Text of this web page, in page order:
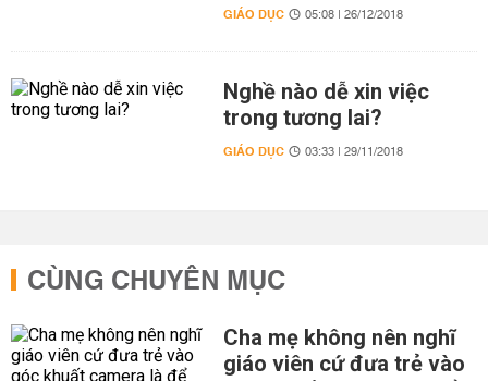
GIÁO DỤC 05:08 | 26/12/2018
Nghề nào dễ xin việc
trong tương lai?
GIÁO DỤC 03:33 | 29/11/2018
CÙNG CHUYÊN MỤC
Cha mẹ không nên nghĩ
giáo viên cứ đưa trẻ vào